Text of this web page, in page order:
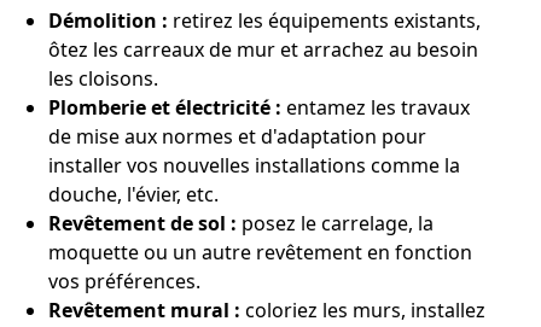
Démolition : retirez les équipements existants,
ôtez les carreaux de mur et arrachez au besoin
les cloisons.
Plomberie et électricité : entamez les travaux
de mise aux normes et d'adaptation pour
installer vos nouvelles installations comme la
douche, l'évier, etc.
Revêtement de sol : posez le carrelage, la
moquette ou un autre revêtement en fonction
vos préférences.
Revêtement mural : coloriez les murs, installez